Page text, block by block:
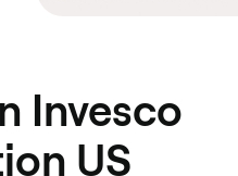
Invesco
US